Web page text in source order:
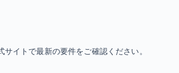
イトで最新の要件をご確認ください。